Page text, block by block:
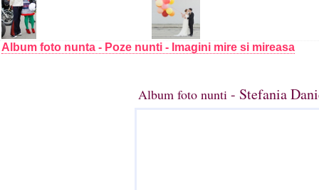
Album foto nunta - Poze nunti - Imagini mire si mireasa
Album foto nunti - Stefania